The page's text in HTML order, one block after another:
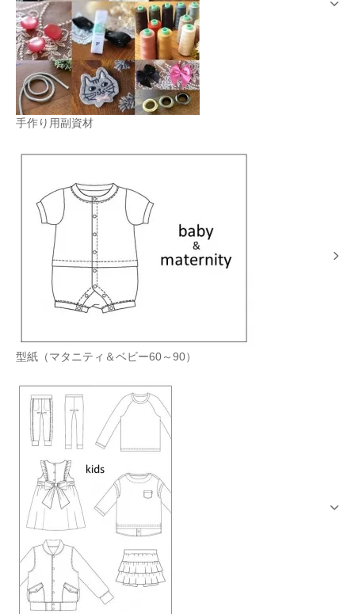
手作り用副資材
型紙（マタニティ＆ベビー60～90）